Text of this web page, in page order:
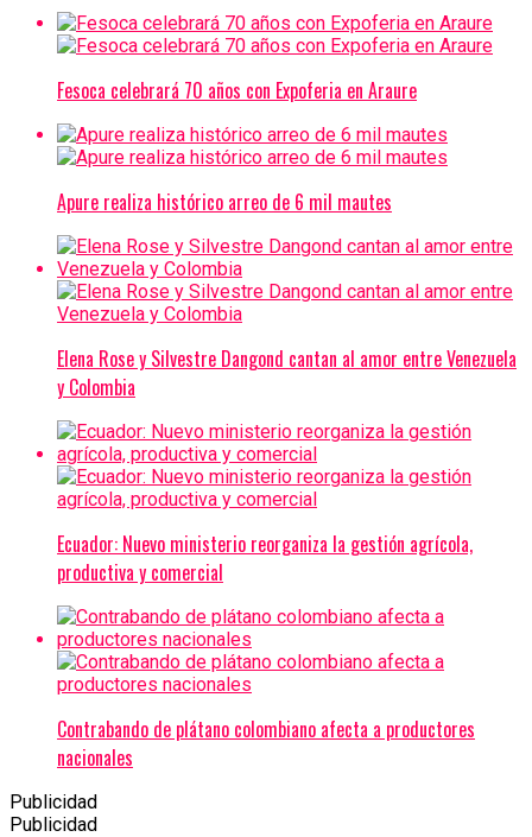
Fesoca celebrará 70 años con Expoferia en Araure
Apure realiza histórico arreo de 6 mil mautes
Elena Rose y Silvestre Dangond cantan al amor entre Venezuela
y Colombia
Ecuador: Nuevo ministerio reorganiza la gestión agrícola,
productiva y comercial
Contrabando de plátano colombiano afecta a productores
nacionales
Publicidad
Publicidad